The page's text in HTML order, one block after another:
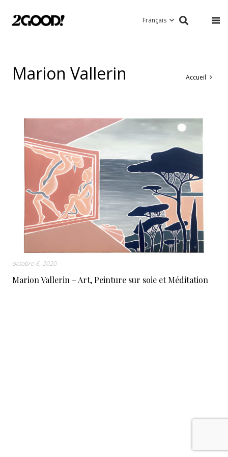
Français
Marion Vallerin Accueil
octobre 6, 2020
Marion Vallerin – Art, Peinture sur soie et Méditation